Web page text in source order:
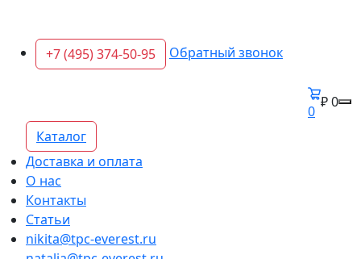
+7 (495) 374-50-95 Обратный звонок
0
₽ 0
Каталог
Доставка и оплата
О нас
Контакты
Статьи
nikita@tpc-everest.ru